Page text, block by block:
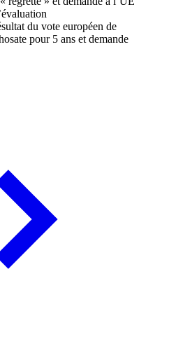
du vote européen de
pour 5 ans et demande